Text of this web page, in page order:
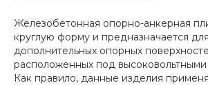
Железобетонная опорно-анкерная
круглую форму и предназначается
дополнительных опорных
расположенных под
Как правило, данные изделия